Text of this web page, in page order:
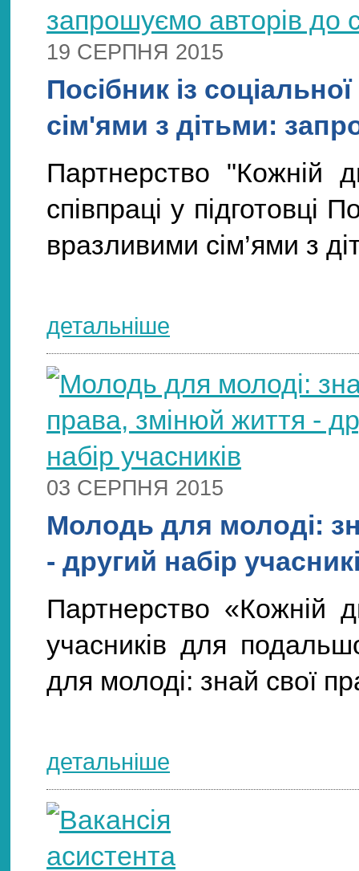
19 СЕРПНЯ 2015
Посібник із
сім'ями з дітьми:
Партнерство "Кожній
співпраці у підготовці
вразливими сім’ями з
детальніше
03 СЕРПНЯ 2015
Молодь для молоді:
- другий набір
Партнерство «Кожній
учасників для
для молоді: знай свої
детальніше